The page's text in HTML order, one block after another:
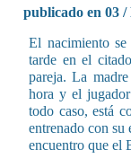
publicado en 03 /
El nacimiento
tarde en el
pareja. La
hora y el
todo caso, está
entrenado con su
encuentro que el